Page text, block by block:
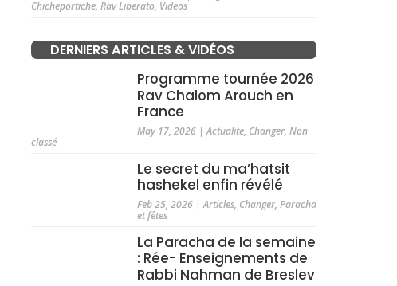
Chicheportiche,Rav Liberato, Videos
DERNIERS ARTICLES & VIDÉOS
Programme tournée 2026
Rav Chalom Arouch en
France
May 17, 2026|Actualite, Changer, Non
classé
Le secret du ma’hatsit
hashekel enfin révélé
Feb 25, 2026|Articles, Changer, Paracha
et fêtes
La Paracha de la semaine
: Rée- Enseignements de
Rabbi Nahman de Breslev